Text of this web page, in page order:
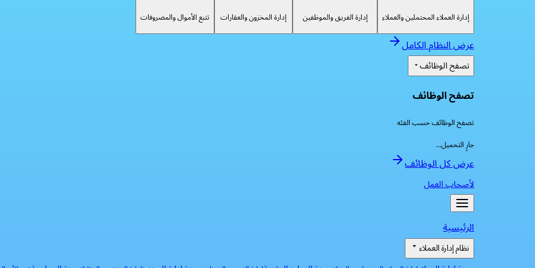
إدارة العملاء المحتملين والعملاء إدارة الفريق والموظفين إدارة المخزون والعقارات تتبع الأموال والمصروفات
عرض النظام الكامل
تصفح الوظائف
تصفح الوظائف
تصفح الوظائف حسب الفئه
جارٍ التحميل...
عرض كل الوظائف
لأصحاب العمل
الرئيسية
نظام إدارة العملاء